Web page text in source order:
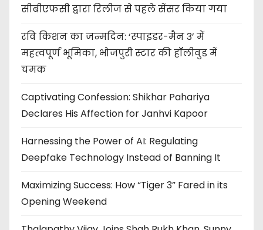
सीबीएफसी द्वारा रिलीज से पहले सेंसर किया गया
रवि किशन का जन्मदिन: ‘स्पाइडर-मैन 3’ में
महत्वपूर्ण भूमिका, भोजपुरी स्टार की हॉलीवुड में
चमक
Captivating Confession: Shikhar Pahariya
Declares His Affection for Janhvi Kapoor
Harnessing the Power of AI: Regulating
Deepfake Technology Instead of Banning It
Maximizing Success: How “Tiger 3” Fared in its
Opening Weekend